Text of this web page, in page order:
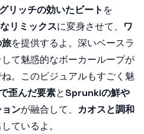
リッチの効いたビート を
リミックスに変身させて、 ワ
を提供するよ。深いベースラ
て魅惑的なボーカーループが
。このビジュアルもすごく魅
歪んだ要素とSprunkiの鮮や
ンが融合して、 カオスと調和
ているよ。